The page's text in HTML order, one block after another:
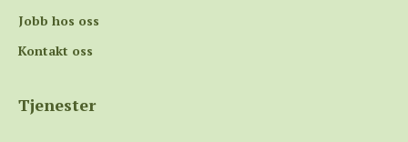
Jobb hos oss
Kontakt oss
Tjenester